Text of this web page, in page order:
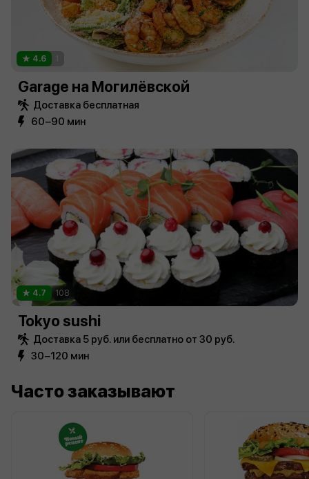
4.6
Garage на Могилёвской
Доставка бесплатная
60−90 мин
4.7 108
Tokyo sushi
Доставка 5 руб. или бесплатно от 30 руб.
30−120 мин
Часто заказывают